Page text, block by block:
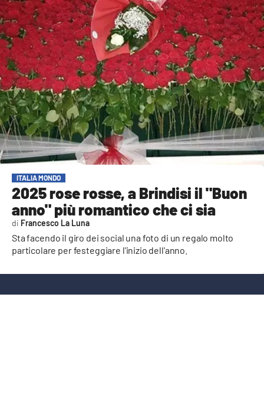
SANITÀ
SPORT
CULTURA
AMBIENTE
Streaming
LAC TV
LAC NETWORK
LAC ONAIR
LaC
Network
LACPLAY.IT
ITALIA MONDO
2025 rose rosse, a Brindisi il "Buon
anno" più romantico che ci sia
Sta facendo il giro dei social una foto di un regalo molto
particolare per festeggiare l'inizio dell'anno.
Francesco La Luna